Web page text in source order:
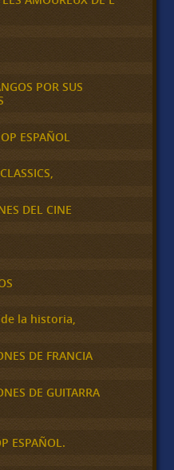
POR SUS
ESPAÑOL
DEL CINE
la historia,
DE FRANCIA
DE GUITARRA
ESPAÑOL.